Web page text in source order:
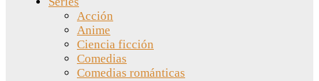
Acción
Anime
Ciencia ficción
Comedias
Comedias románticas